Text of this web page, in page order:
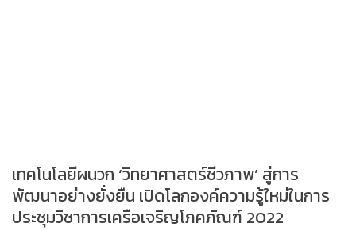
เทคโนโลยีผนวก ‘วิทยาศาสตร์ชีวภาพ’ สู่การ
พัฒนาอย่างยั่งยืน เปิดโลกองค์ความรู้ใหม่ในการ
ประชุมวิชาการเครือเจริญโภคภัณฑ์ 2022